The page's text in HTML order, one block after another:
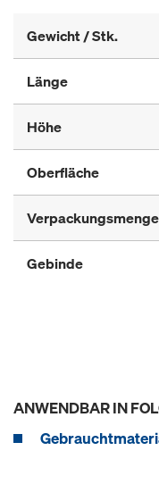
Gewicht / Stk.
Länge
Höhe
Oberfläche
Verpackungsmenge
Gebinde
ANWENDBAR IN